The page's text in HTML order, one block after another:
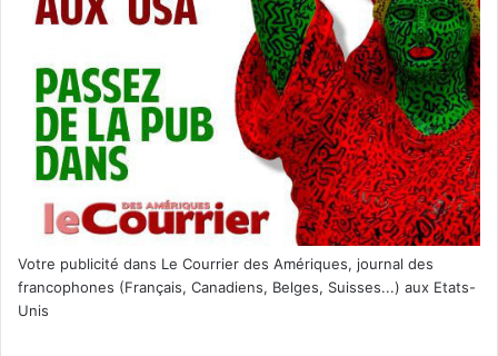
Votre publicité dans Le Courrier des Amériques, journal des
francophones (Français, Canadiens, Belges, Suisses...) aux Etats-
Unis